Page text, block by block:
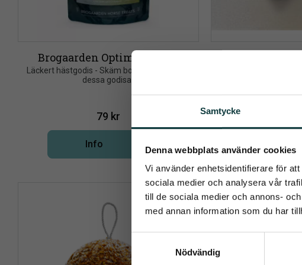
Samtycke
Denna webbplats använder cookies
Vi använder enhetsidentifierare för
sociala medier och analysera vår
till de sociala medier och annons-
med annan information som du har
a
Nödvändig
Brogaarden Optimal Treats
​Läckert hästgodis - Skäm bort din häst med
dessa godisar
79 kr
Lägg till i önskelista
Info Info
NYHET
Det allra senaste
Dina personuppgifter